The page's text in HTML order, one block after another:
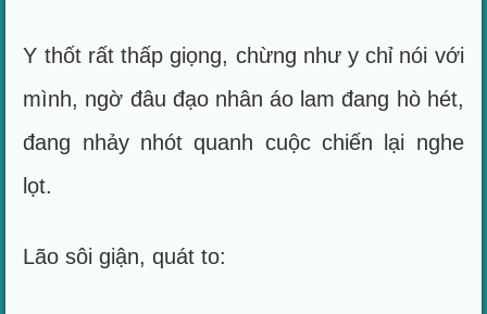
Y thốt rất thấp giọng, chừng như y chỉ nói với
mình, ngờ đâu đạo nhân áo lam đang hò hét,
đang nhảy nhót quanh cuộc chiến lại nghe
lọt.
Lão sôi giận, quát to: